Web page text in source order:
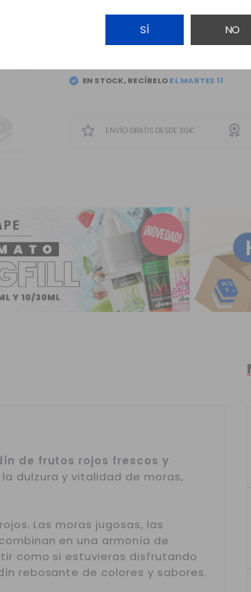
SÍ NO
EN STOCK, RECÍBELO
ENVÍO GRATIS DESDE 30€
de frutos rojos frescos y
dulzura y vitalidad de moras,
Las moras jugosas, las
en una armonía de
como si estuvieras disfrutando
rebosante de colores y sabores.